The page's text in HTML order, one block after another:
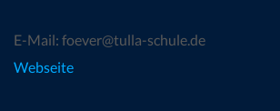
E-Mail: foever@tulla-schule.de
Webseite